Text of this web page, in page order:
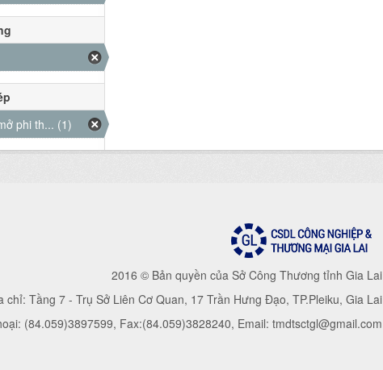
phi th... (1)
2016 © Bản quyền của Sở Công Thương tỉnh Gia Lai
chỉ: Tầng 7 - Trụ Sở Liên Cơ Quan, 17 Trần Hưng Đạo, TP.Pleiku, Gia Lai
(84.059)3897599, Fax:(84.059)3828240, Email: tmdtsctgl@gmail.com